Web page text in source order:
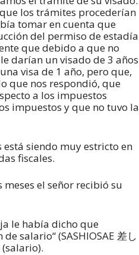
los trámites procederían
tomar en cuenta que
del permiso de estadía
que debido a que no
darían un visado de 3 años
visa de 1 año, pero que,
que nos respondió, que
a los impuestos
impuestos y que no tuvo la
siendo muy estricto en
fiscales.
el señor recibió su
le había dicho que
salario“ (SASHIOSAE 差し